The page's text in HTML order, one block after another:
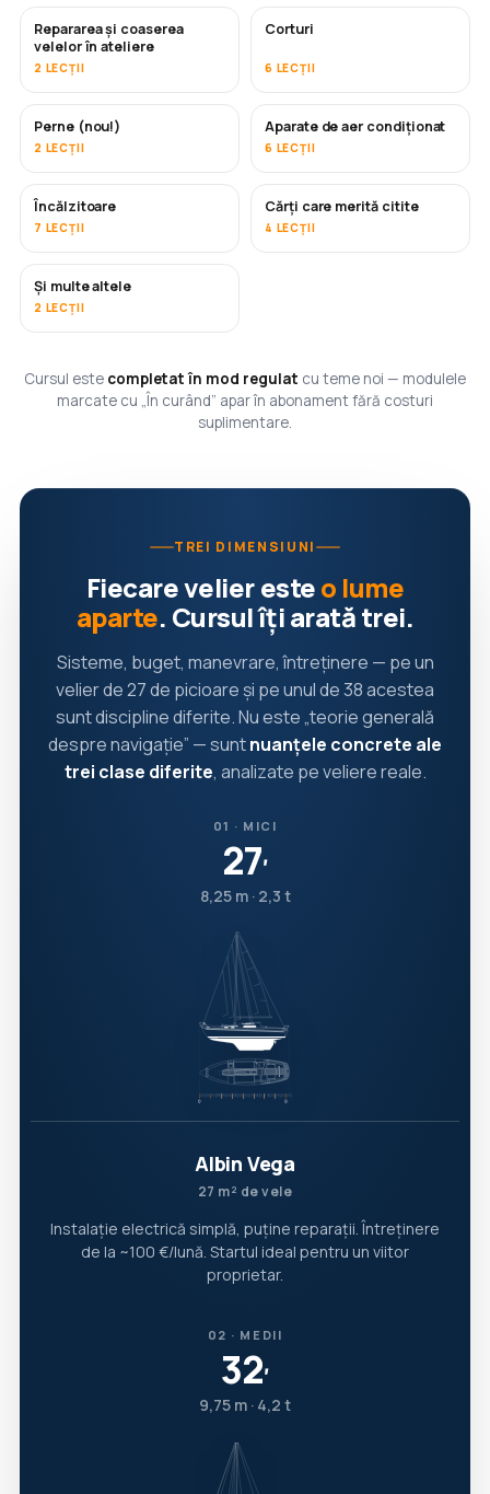
ÎN CURÂND
Repararea și coaserea
velelor în ateliere
2 LECȚII
Corturi
6 LECȚII
Perne (nou!)
2 LECȚII
ÎN CURÂND
Aparate de aer condiționat
6 LECȚII
ÎN CURÂND
Încălzitoare
7 LECȚII
ÎN CURÂND
Cărți care merită citite
4 LECȚII
ÎN CURÂND
Și multe altele
2 LECȚII
Cursul este completat în mod regulat cu teme noi — modulele
marcate cu „În curând” apar în abonament fără costuri
suplimentare.
TREI DIMENSIUNI
Fiecare velier esteo lume
aparte. Cursul îți arată trei.
Sisteme, buget, manevrare, întreținere — pe un
velier de 27 de picioare și pe unul de 38 acestea
sunt discipline diferite. Nu este „teorie generală
despre navigație” — suntnuanțele concrete ale
trei clase diferite, analizate pe veliere reale.
01 · MICI
27′
8,25 m · 2,3 t
Albin Vega
27 m² de vele
Instalație electrică simplă, puține reparații. Întreținere
de la ~100 €/lună. Startul ideal pentru un viitor
proprietar.
02 · MEDII
32′
9,75 m · 4,2 t